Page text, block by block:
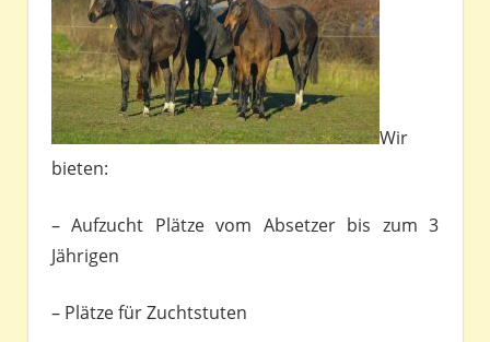
Wir
bieten:
– Aufzucht Plätze vom Absetzer bis zum 3
Jährigen
– Plätze für Zuchtstuten